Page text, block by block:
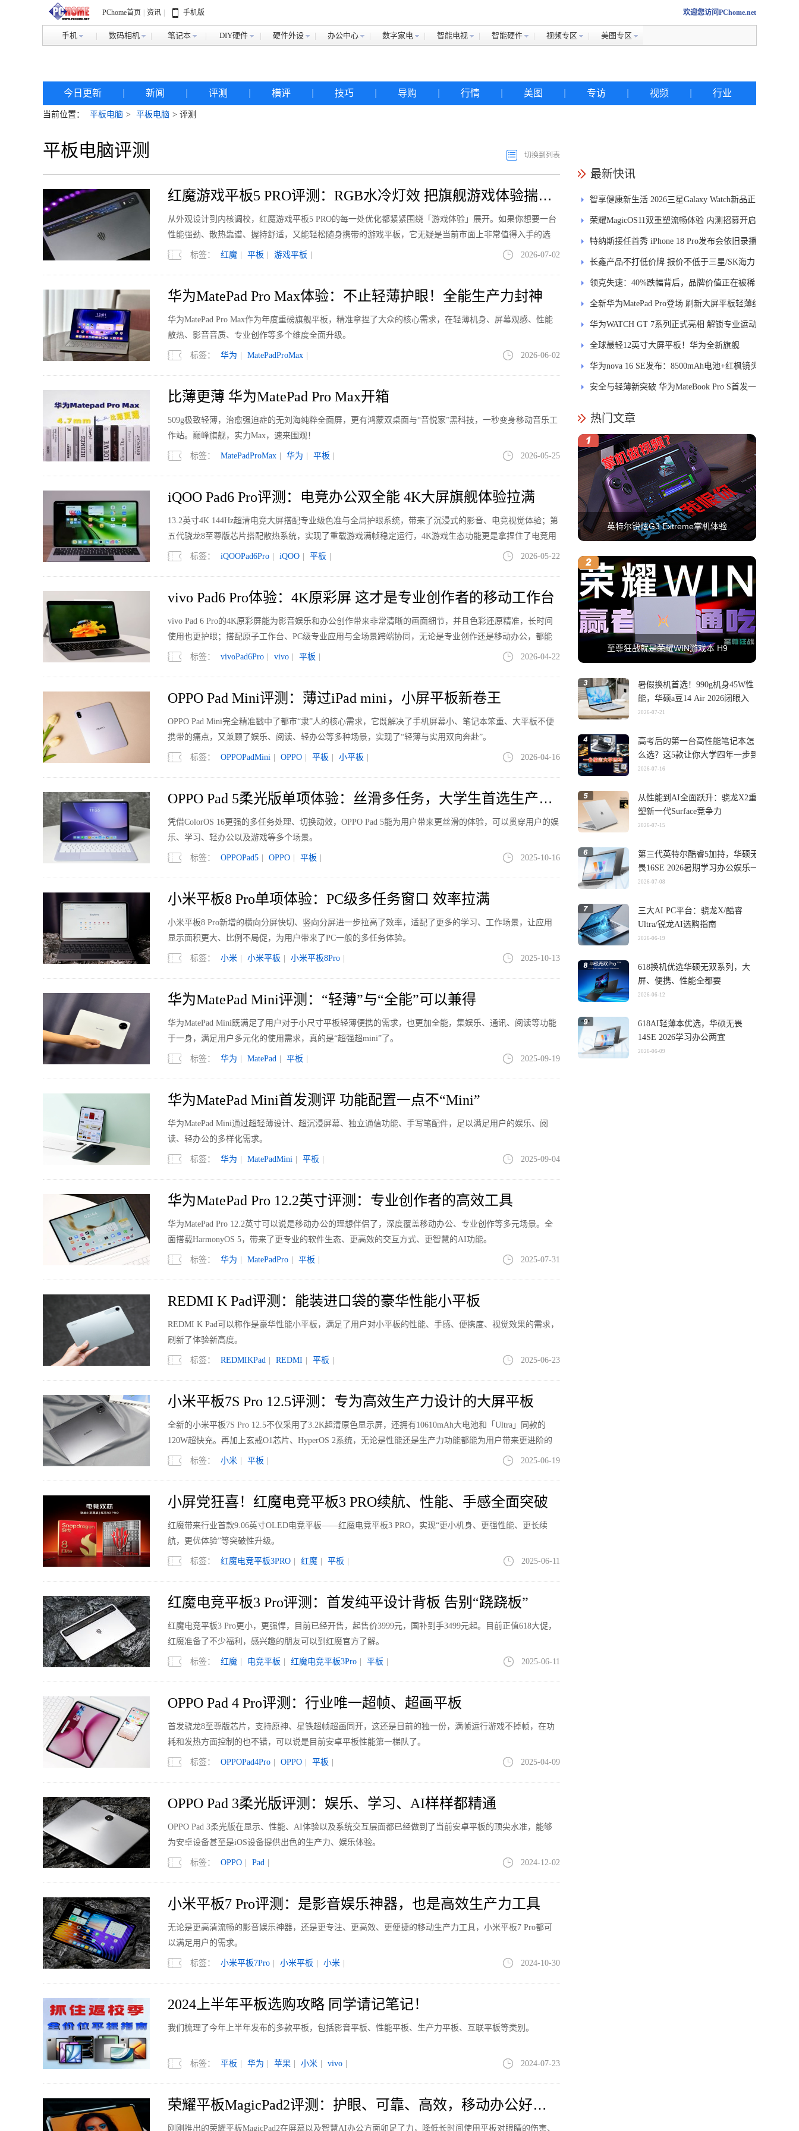
PChome首页 资讯 手机版 欢迎您访问PChome.net
手机 数码相机 笔记本 DIY硬件 硬件外设 办公中心 数字家电 智能电视 智能硬件 视频专区 美图专区
今日更新 新闻 评测 横评 技巧 导购 行情 美图 专访 视频 行业
当前位置： 平板电脑 > 平板电脑 > 评测
平板电脑评测 切换到列表
红魔游戏平板5 PRO评测：RGB水冷灯效 把旗舰游戏体验揣进
口袋
从外观设计到内核调校，红魔游戏平板5 PRO的每一处优化都紧紧围绕「游戏体验」展开。如果你想要一台
性能强劲、散热靠谱、握持舒适，又能轻松随身携带的游戏平板，它无疑是当前市面上非常值得入手的选
择。
标签： 红魔 平板 游戏平板 2026-07-02
华为MatePad Pro Max体验：不止轻薄护眼！全能生产力封神
华为MatePad Pro Max作为年度重磅旗舰平板，精准拿捏了大众的核心需求，在轻薄机身、屏幕观感、性能
散热、影音音质、专业创作等多个维度全面升级。
标签： 华为 MatePadProMax 2026-06-02
比薄更薄 华为MatePad Pro Max开箱
509g极致轻薄，治愈强迫症的无刘海纯粹全面屏，更有鸿蒙双桌面与“音悦家”黑科技，一秒变身移动音乐工
作站。巅峰旗舰，实力Max，速来围观！
标签： MatePadProMax 华为 平板 2026-05-25
iQOO Pad6 Pro评测：电竞办公双全能 4K大屏旗舰体验拉满
13.2英寸4K 144Hz超清电竞大屏搭配专业级色准与全局护眼系统，带来了沉浸式的影音、电竞视觉体验；第
五代骁龙8至尊版芯片搭配散热系统，实现了重载游戏满帧稳定运行，4K游戏生态功能更是拿捏住了电竞用
户的需求。
标签： iQOOPad6Pro iQOO 平板 2026-05-22
vivo Pad6 Pro体验：4K原彩屏 这才是专业创作者的移动工作台
vivo Pad 6 Pro的4K原彩屏能为影音娱乐和办公创作带来非常清晰的画面细节，并且色彩还原精准，长时间
使用也更护眼；搭配原子工作台、PC级专业应用与全场景跨端协同，无论是专业创作还是移动办公，都能
高效流畅完成。
标签： vivoPad6Pro vivo 平板 2026-04-22
OPPO Pad Mini评测：薄过iPad mini，小屏平板新卷王
OPPO Pad Mini完全精准戳中了都市“隶”人的核心需求，它既解决了手机屏幕小、笔记本笨重、大平板不便
携带的痛点，又兼顾了娱乐、阅读、轻办公等多种场景，实现了“轻薄与实用双向奔赴”。
标签： OPPOPadMini OPPO 平板 小平板 2026-04-16
OPPO Pad 5柔光版单项体验：丝滑多任务，大学生首选生产力
平板
凭借ColorOS 16更强的多任务处理、切换动效，OPPO Pad 5能为用户带来更丝滑的体验，可以贯穿用户的娱
乐、学习、轻办公以及游戏等多个场景。
标签： OPPOPad5 OPPO 平板 2025-10-16
小米平板8 Pro单项体验：PC级多任务窗口 效率拉满
小米平板8 Pro新增的横向分屏快切、竖向分屏进一步拉高了效率，适配了更多的学习、工作场景，让应用
显示面积更大、比例不局促，为用户带来了PC一般的多任务体验。
标签： 小米 小米平板 小米平板8Pro 2025-10-13
华为MatePad Mini评测：“轻薄”与“全能”可以兼得
华为MatePad Mini既满足了用户对于小尺寸平板轻薄便携的需求，也更加全能，集娱乐、通讯、阅读等功能
于一身，满足用户多元化的使用需求，真的是“超强超mini”了。
标签： 华为 MatePad 平板 2025-09-19
华为MatePad Mini首发测评 功能配置一点不“Mini”
华为MatePad Mini通过超轻薄设计、超沉浸屏幕、独立通信功能、手写笔配件，足以满足用户的娱乐、阅
读、轻办公的多样化需求。
标签： 华为 MatePadMini 平板 2025-09-04
华为MatePad Pro 12.2英寸评测：专业创作者的高效工具
华为MatePad Pro 12.2英寸可以说是移动办公的理想伴侣了，深度覆盖移动办公、专业创作等多元场景。全
面搭载HarmonyOS 5，带来了更专业的软件生态、更高效的交互方式、更智慧的AI功能。
标签： 华为 MatePadPro 平板 2025-07-31
REDMI K Pad评测：能装进口袋的豪华性能小平板
REDMI K Pad可以称作是豪华性能小平板，满足了用户对小平板的性能、手感、便携度、视觉效果的需求，
刷新了体验新高度。
标签： REDMIKPad REDMI 平板 2025-06-23
小米平板7S Pro 12.5评测：专为高效生产力设计的大屏平板
全新的小米平板7S Pro 12.5不仅采用了3.2K超清原色显示屏，还拥有10610mAh大电池和「Ultra」同款的
120W超快充。再加上玄戒O1芯片、HyperOS 2系统，无论是性能还是生产力功能都能为用户带来更进阶的
体验。
标签： 小米 平板 2025-06-19
小屏党狂喜！红魔电竞平板3 PRO续航、性能、手感全面突破
红魔带来行业首款9.06英寸OLED电竞平板——红魔电竞平板3 PRO，实现“更小机身、更强性能、更长续
航，更优体验”等突破性升级。
标签： 红魔电竞平板3PRO 红魔 平板 2025-06-11
红魔电竞平板3 Pro评测：首发纯平设计背板 告别“跷跷板”
红魔电竞平板3 Pro更小，更强悍，目前已经开售，起售价3999元，国补到手3499元起。目前正值618大促，
红魔准备了不少福利，感兴趣的朋友可以到红魔官方了解。
标签： 红魔 电竞平板 红魔电竞平板3Pro 平板 2025-06-11
OPPO Pad 4 Pro评测：行业唯一超帧、超画平板
首发骁龙8至尊版芯片，支持原神、星铁超帧超画同开，这还是目前的独一份，满帧运行游戏不掉帧，在功
耗和发热方面控制的也不错，可以说是目前安卓平板性能第一梯队了。
标签： OPPOPad4Pro OPPO 平板 2025-04-09
OPPO Pad 3柔光版评测：娱乐、学习、AI样样都精通
OPPO Pad 3柔光版在显示、性能、AI体验以及系统交互层面都已经做到了当前安卓平板的顶尖水准，能够
为安卓设备甚至是iOS设备提供出色的生产力、娱乐体验。
标签： OPPO Pad 2024-12-02
小米平板7 Pro评测：是影音娱乐神器，也是高效生产力工具
无论是更高清流畅的影音娱乐神器，还是更专注、更⾼效、更便捷的移动生产力工具，小米平板7 Pro都可
以满足用户的需求。
标签： 小米平板7Pro 小米平板 小米 2024-10-30
2024上半年平板选购攻略 同学请记笔记！
我们梳理了今年上半年发布的多款平板，包括影音平板、性能平板、生产力平板、互联平板等类别。
标签： 平板 华为 苹果 小米 vivo 2024-07-23
荣耀平板MagicPad2评测：护眼、可靠、高效，移动办公好搭
子
刚刚推出的荣耀平板MagicPad2在屏幕以及智慧AI办公方面卯足了力，降低长时间使用平板对眼睛的伤害、
最新快讯
智享健康新生活 2026三星Galaxy Watch新品正
式开售
荣耀MagicOS11双重塑流畅体验 内测招募开启
特纳斯接任首秀 iPhone 18 Pro发布会依旧录播
长鑫产品不打低价牌 报价不低于三星/SK海力
士
领克失速：40%跌幅背后，品牌价值正在被稀
释
全新华为MatePad Pro登场 刷新大屏平板轻薄纪
录
华为WATCH GT 7系列正式亮相 解锁专业运动
新体验
全球最轻12英寸大屏平板！华为全新旗舰
MatePad Pro正式发布
华为nova 16 SE发布：8500mAh电池+红枫镜头
安全与轻薄新突破 华为MateBook Pro S首发一
热门文章
英特尔锐炫G3 Extreme掌机体验
至尊狂战就是荣耀WIN游戏本 H9
暑假换机首选！990g机身45W性
能，华硕a豆14 Air 2026闭眼入
2026-07-21
高考后的第一台高性能笔记本怎
么选？这5款让你大学四年一步到
位
2026-07-16
从性能到AI全面跃升：骁龙X2重
塑新一代Surface竞争力
2026-07-15
第三代英特尔酷睿5加持，华硕无
畏16SE 2026暑期学习办公娱乐一
机搞定
2026-07-08
三大AI PC平台：骁龙X/酷睿
Ultra/锐龙AI选购指南
2026-06-19
618换机优选华硕无双系列，大
屏、便携、性能全都要
2026-06-12
618AI轻薄本优选，华硕无畏
14SE 2026学习办公两宜
2026-06-09